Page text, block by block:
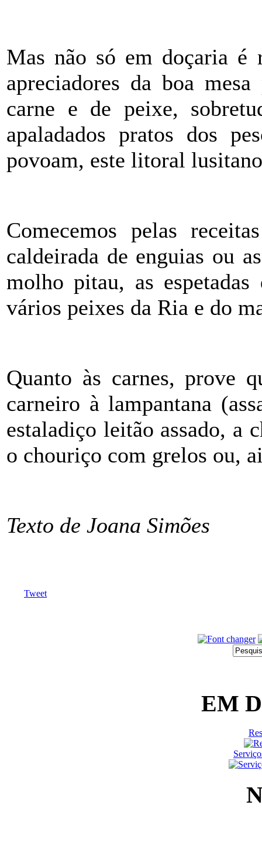
Mas não só em doçaria é
apreciadores da boa
carne e de peixe,
apaladados pratos dos
povoam, este litoral
Comecemos pelas
caldeirada de enguias ou
molho pitau, as
vários peixes da Ria e do
Quanto às carnes, prove
carneiro à lampantana
estaladiço leitão assado, a
o chouriço com grelos ou,
Texto de Joana Simões
Tweet
EM